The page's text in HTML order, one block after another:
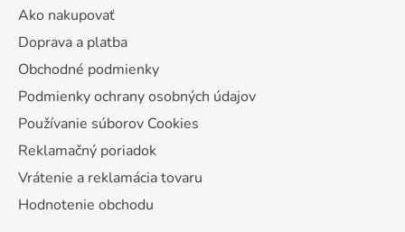
Ako nakupovať
Doprava a platba
Obchodné podmienky
Podmienky ochrany osobných údajov
Používanie súborov Cookies
Reklamačný poriadok
Vrátenie a reklamácia tovaru
Hodnotenie obchodu